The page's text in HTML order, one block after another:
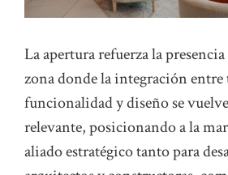
La apertura refuerza la
zona donde la integración
funcionalidad y diseño se
relevante, posicionando a la
aliado estratégico tanto para